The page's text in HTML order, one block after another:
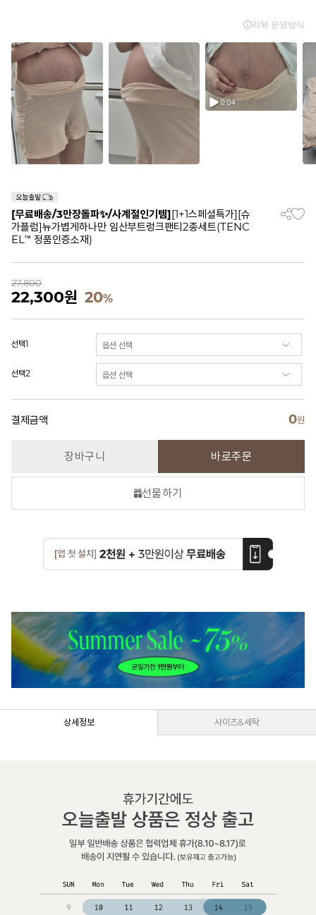
[무료배송/3만장돌파✨/사계절인기템][1+1스페셜특가][슈
가플럼]뉴가볍게하나만 임산부트렁크팬티2종세트(TENC
EL™ 정품인증소재)
27,800
22,300원 20%
선택1
선택2
결제금액 0원
장바구니 바로주문
선물하기
상세정보 사이즈&세탁